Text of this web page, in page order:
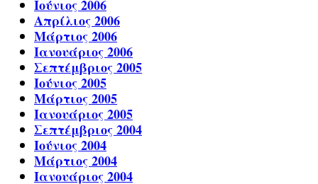
Ιούνιος 2006
Απρίλιος 2006
Μάρτιος 2006
Ιανουάριος 2006
Σεπτέμβριος 2005
Ιούνιος 2005
Μάρτιος 2005
Ιανουάριος 2005
Σεπτέμβριος 2004
Ιούνιος 2004
Μάρτιος 2004
Ιανουάριος 2004